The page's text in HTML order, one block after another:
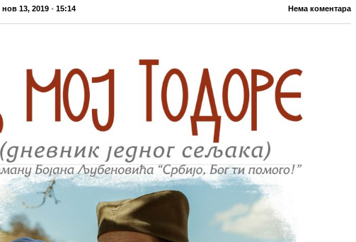
нов 13, 2019• 15:14 Нема коментара